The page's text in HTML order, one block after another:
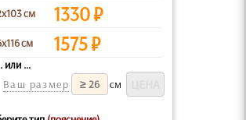
см 1330₽
см 1575₽
или ...
Ваш размер
см